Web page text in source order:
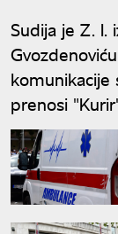
Sudija je Z. I.
prenosi